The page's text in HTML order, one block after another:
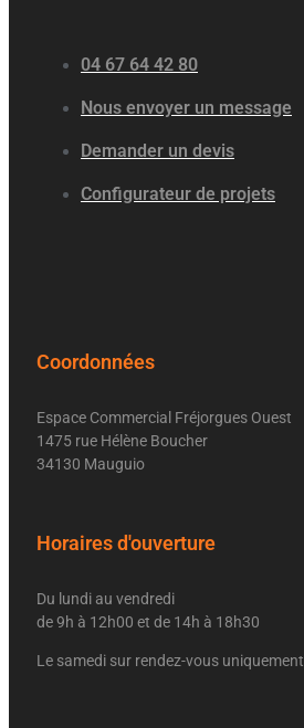
04 67 64 42 80
Nous envoyer un message
Demander un devis
Configurateur de projets
Coordonnées
Espace Commercial Fréjorgues Ouest
1475 rue Hélène Boucher
34130 Mauguio
Horaires d'ouverture
Du lundi au vendredi
de 9h à 12h00 et de 14h à 18h30
Le samedi sur rendez-vous uniquement